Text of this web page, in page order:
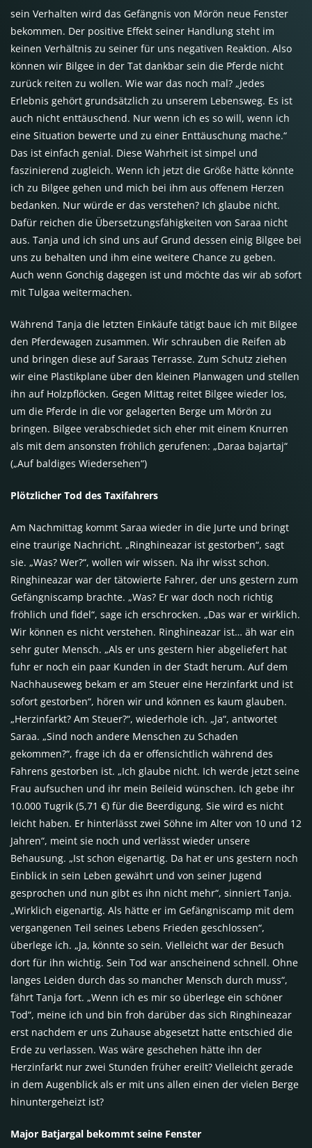
sein Verhalten wird das Gefängnis von Mörön neue Fenster
bekommen. Der positive Effekt seiner Handlung steht im
keinen Verhältnis zu seiner für uns negativen Reaktion. Also
können wir Bilgee in der Tat dankbar sein die Pferde nicht
zurück reiten zu wollen. Wie war das noch mal? „Jedes
Erlebnis gehört grundsätzlich zu unserem Lebensweg. Es ist
auch nicht enttäuschend. Nur wenn ich es so will, wenn ich
eine Situation bewerte und zu einer Enttäuschung mache.“
Das ist einfach genial. Diese Wahrheit ist simpel und
faszinierend zugleich. Wenn ich jetzt die Größe hätte könnte
ich zu Bilgee gehen und mich bei ihm aus offenem Herzen
bedanken. Nur würde er das verstehen? Ich glaube nicht.
Dafür reichen die Übersetzungsfähigkeiten von Saraa nicht
aus. Tanja und ich sind uns auf Grund dessen einig Bilgee bei
uns zu behalten und ihm eine weitere Chance zu geben.
Auch wenn Gonchig dagegen ist und möchte das wir ab sofort
mit Tulgaa weitermachen.
Während Tanja die letzten Einkäufe tätigt baue ich mit Bilgee
den Pferdewagen zusammen. Wir schrauben die Reifen ab
und bringen diese auf Saraas Terrasse. Zum Schutz ziehen
wir eine Plastikplane über den kleinen Planwagen und stellen
ihn auf Holzpflöcken. Gegen Mittag reitet Bilgee wieder los,
um die Pferde in die vor gelagerten Berge um Mörön zu
bringen. Bilgee verabschiedet sich eher mit einem Knurren
als mit dem ansonsten fröhlich gerufenen: „Daraa bajartaj“
(„Auf baldiges Wiedersehen“)
Plötzlicher Tod des Taxifahrers
Am Nachmittag kommt Saraa wieder in die Jurte und bringt
eine traurige Nachricht. „Ringhineazar ist gestorben“, sagt
sie. „Was? Wer?“, wollen wir wissen. Na ihr wisst schon.
Ringhineazar war der tätowierte Fahrer, der uns gestern zum
Gefängniscamp brachte. „Was? Er war doch noch richtig
fröhlich und fidel“, sage ich erschrocken. „Das war er wirklich.
Wir können es nicht verstehen. Ringhineazar ist… äh war ein
sehr guter Mensch. „Als er uns gestern hier abgeliefert hat
fuhr er noch ein paar Kunden in der Stadt herum. Auf dem
Nachhauseweg bekam er am Steuer eine Herzinfarkt und ist
sofort gestorben“, hören wir und können es kaum glauben.
„Herzinfarkt? Am Steuer?“, wiederhole ich. „Ja“, antwortet
Saraa. „Sind noch andere Menschen zu Schaden
gekommen?“, frage ich da er offensichtlich während des
Fahrens gestorben ist. „Ich glaube nicht. Ich werde jetzt seine
Frau aufsuchen und ihr mein Beileid wünschen. Ich gebe ihr
10.000 Tugrik (5,71 €) für die Beerdigung. Sie wird es nicht
leicht haben. Er hinterlässt zwei Söhne im Alter von 10 und 12
Jahren“, meint sie noch und verlässt wieder unsere
Behausung. „Ist schon eigenartig. Da hat er uns gestern noch
Einblick in sein Leben gewährt und von seiner Jugend
gesprochen und nun gibt es ihn nicht mehr“, sinniert Tanja.
„Wirklich eigenartig. Als hätte er im Gefängniscamp mit dem
vergangenen Teil seines Lebens Frieden geschlossen“,
überlege ich. „Ja, könnte so sein. Vielleicht war der Besuch
dort für ihn wichtig. Sein Tod war anscheinend schnell. Ohne
langes Leiden durch das so mancher Mensch durch muss“,
fährt Tanja fort. „Wenn ich es mir so überlege ein schöner
Tod“, meine ich und bin froh darüber das sich Ringhineazar
erst nachdem er uns Zuhause abgesetzt hatte entschied die
Erde zu verlassen. Was wäre geschehen hätte ihn der
Herzinfarkt nur zwei Stunden früher ereilt? Vielleicht gerade
in dem Augenblick als er mit uns allen einen der vielen Berge
hinuntergeheizt ist?
Major Batjargal bekommt seine Fenster